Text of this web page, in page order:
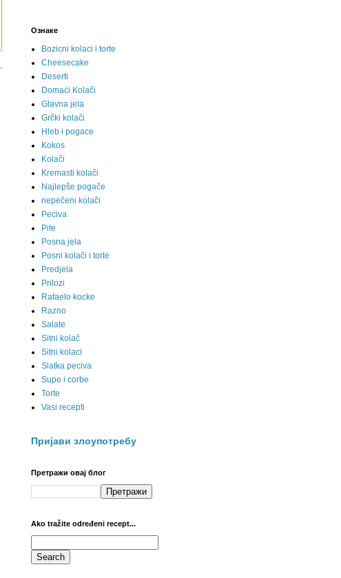
Ознаке
Bozicni kolaci i torte
Cheesecake
Deserti
Domaći Kolači
Glavna jela
Grčki kolači
Hleb i pogace
Kokos
Kolači
Kremasti kolači
Najlepše pogače
nepečeni kolači
Peciva
Pite
Posna jela
Posni kolači i torte
Predjela
Prilozi
Rafaelo kocke
Razno
Salate
Sitni kolač
Sitni kolaci
Slatka peciva
Supe i corbe
Torte
Vasi recepti
Пријави злоупотребу
Претражи овај блог
Ako tražite određeni recept...